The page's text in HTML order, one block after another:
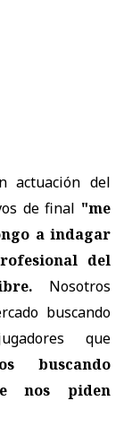
actuación del
de final "me
a indagar
del
Nosotros
buscando
que
buscando
nos piden